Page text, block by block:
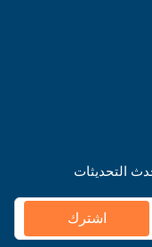
التحديثات
اشترك